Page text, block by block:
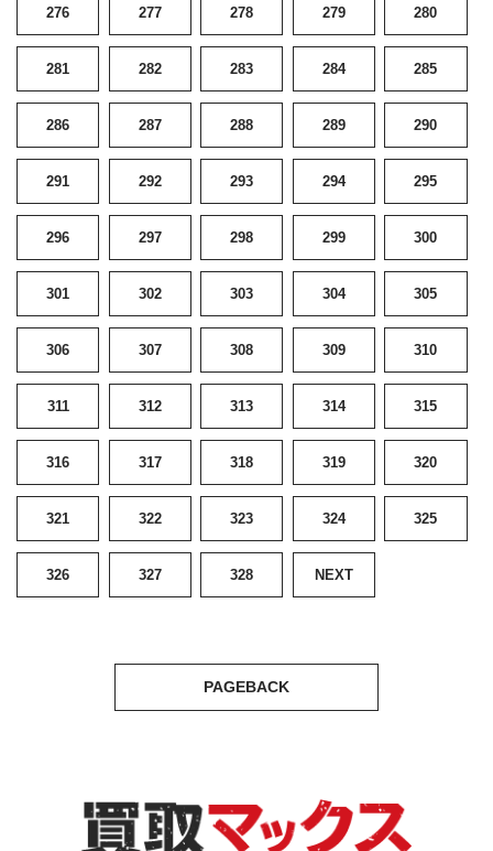
276 277 278 279 280
281 282 283 284 285
286 287 288 289 290
291 292 293 294 295
296 297 298 299 300
301 302 303 304 305
306 307 308 309 310
311 312 313 314 315
316 317 318 319 320
321 322 323 324 325
326 327 328 NEXT
PAGEBACK